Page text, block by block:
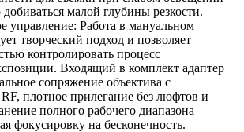
добиваться малой глубины резкости.
управление: Работа в мануальном
творческий подход и позволяет
контролировать процесс
Входящий в комплект адаптер
сопряжение объектива с
плотное прилегание без люфтов и
полного рабочего диапазона
фокусировку на бесконечность.